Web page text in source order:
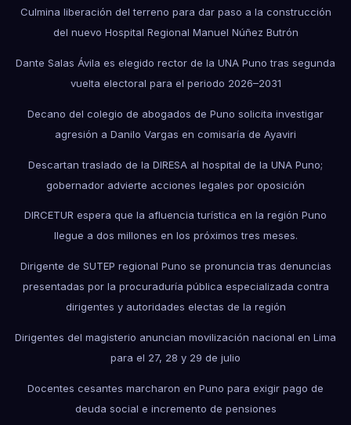
Culmina liberación del terreno para dar paso a la construcción
del nuevo Hospital Regional Manuel Núñez Butrón
Dante Salas Ávila es elegido rector de la UNA Puno tras segunda
vuelta electoral para el periodo 2026–2031
Decano del colegio de abogados de Puno solicita investigar
agresión a Danilo Vargas en comisaría de Ayaviri
Descartan traslado de la DIRESA al hospital de la UNA Puno;
gobernador advierte acciones legales por oposición
DIRCETUR espera que la afluencia turística en la región Puno
llegue a dos millones en los próximos tres meses.
Dirigente de SUTEP regional Puno se pronuncia tras denuncias
presentadas por la procuraduría pública especializada contra
dirigentes y autoridades electas de la región
Dirigentes del magisterio anuncian movilización nacional en Lima
para el 27, 28 y 29 de julio
Docentes cesantes marcharon en Puno para exigir pago de
deuda social e incremento de pensiones